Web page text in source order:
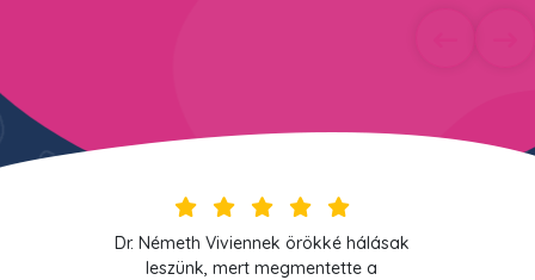
Dr. Németh Viviennek örökké hálásak
leszünk, mert megmentette a